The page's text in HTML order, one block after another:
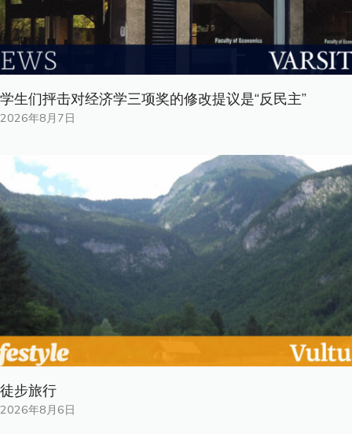
学生们抨击对经济学三项奖的修改提议是“反民主”
2026年8月7日
徒步旅行
2026年8月6日